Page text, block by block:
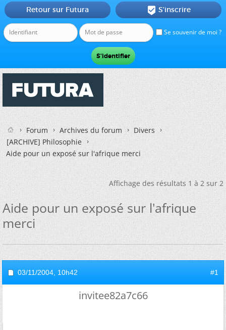
Se souvenir de moi ?
Retour sur Futura  S'inscrire
Forum Archives du forum
Divers
[ARCHIVE] Philosophie
Aide pour un exposé sur l'afrique merci
Affichage des résultats 1 à 2 sur 2
Aide pour un exposé sur l'afrique
merci
03/11/2004, 10h42 #1
invitee82a7c66